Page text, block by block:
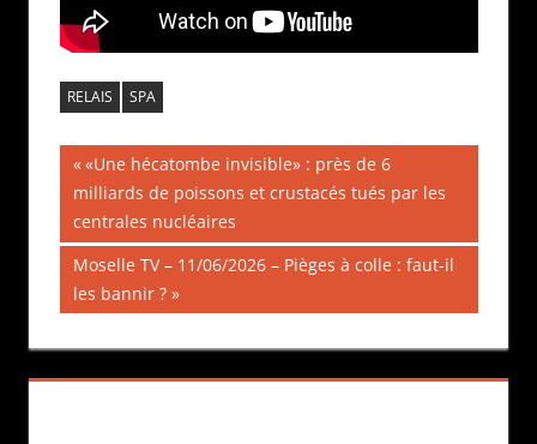
RELAIS SPA
Navigation
de
l’article
Publication
précédente :
«Une hécatombe invisible» : près de 6
milliards de poissons et crustacés tués par les
centrales nucléaires
Publication
suivante :
Moselle TV – 11/06/2026 – Pièges à colle : faut-il
les bannir ?